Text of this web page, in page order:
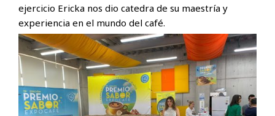
ejercicio Ericka nos dio catedra de su maestría y
experiencia en el mundo del café.